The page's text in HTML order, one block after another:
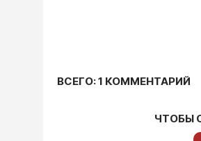
ВСЕГО: 1 КОММЕНТАРИЙ
ЧТОБЫ